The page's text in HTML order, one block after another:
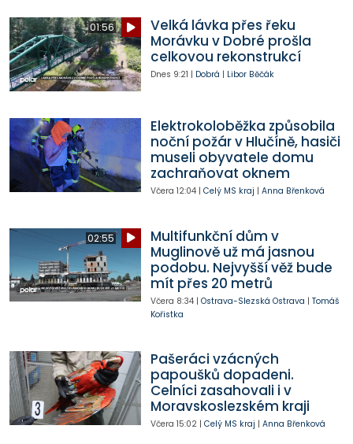
01:56
Velká lávka přes řeku
Morávku v Dobré prošla
celkovou rekonstrukcí
Dnes 9:21 | Dobrá | Libor Běčák
Elektrokoloběžka způsobila
noční požár v Hlučíně, hasiči
museli obyvatele domu
zachraňovat oknem
Včera 12:04| Celý MS kraj | Anna Břenková
02:55
Multifunkční dům v
Muglinově už má jasnou
podobu. Nejvyšší věž bude
mít přes 20 metrů
Včera 8:34| Ostrava-Slezská Ostrava | Tomáš
Kořistka
Pašeráci vzácných
papoušků dopadeni.
Celníci zasahovali i v
Moravskoslezském kraji
Včera 15:02| Celý MS kraj | Anna Břenková